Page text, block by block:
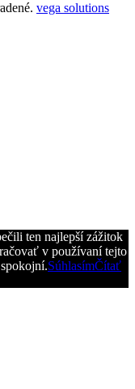
vega solutions
ten najlepší zážitok
v používaní tejto
SúhlasímČítať